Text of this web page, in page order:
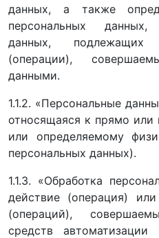
данных, а также
персональных
данных, подлежащих
(операции),
данными.
1.1.2. «Персональные
относящаяся к прямо или
или определяемому
персональных данных).
1.1.3. «Обработка
действие (операция)
(операций),
средств